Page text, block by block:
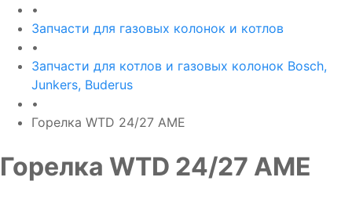
•
Запчасти для газовых колонок и котлов
•
Запчасти для котлов и газовых колонок Bosch,
Junkers, Buderus
•
Горелка WTD 24/27 AME
Горелка WTD 24/27 AME